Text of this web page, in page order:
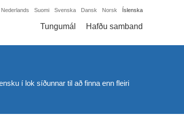
Nederlands Suomi Svenska Dansk Norsk Íslenska
Tungumál Hafðu samband
í lok síðunnar til að finna enn fleiri